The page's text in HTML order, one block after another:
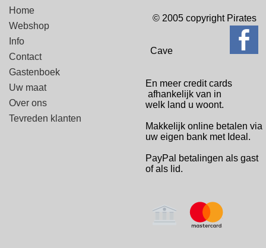
Home
Webshop
Info
Contact
Gastenboek
Uw maat
Over ons
Tevreden klanten
© 2005 copyright Pirates
Cave
En meer credit cards
afhankelijk van in
welk land u woont.
Makkelijk online betalen via
uw eigen bank met Ideal.
PayPal betalingen als gast
of als lid.